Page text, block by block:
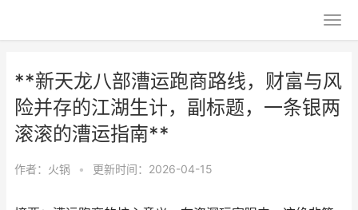
**新天龙八部漕运跑商路线，财富与风
险并存的江湖生计，副标题，一条银两
滚滚的漕运指南**
作者： 火锅 • 更新时间：2026-04-15